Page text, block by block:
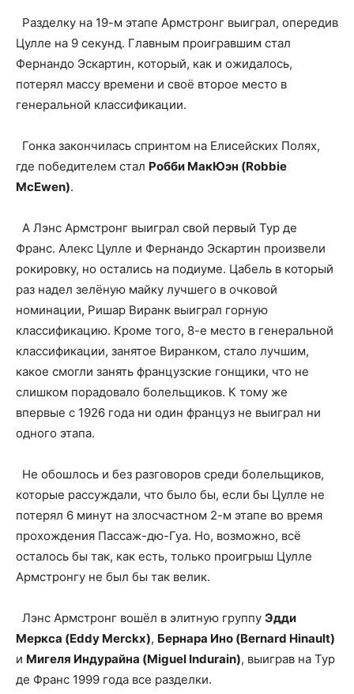
Разделку на 19-м этапе Армстронг выиграл, опередив
Цулле на 9 секунд. Главным проигравшим стал
Фернандо Эскартин, который, как и ожидалось,
потерял массу времени и своё второе место в
генеральной классификации.
Гонка закончилась спринтом на Елисейских Полях,
где победителем стал Робби МакЮэн (Robbie
McEwen).
А Лэнс Армстронг выиграл свой первый Тур де
Франс. Алекс Цулле и Фернандо Эскартин произвели
рокировку, но остались на подиуме. Цабель в который
раз надел зелёную майку лучшего в очковой
номинации, Ришар Виранк выиграл горную
классификацию. Кроме того, 8-е место в генеральной
классификации, занятое Виранком, стало лучшим,
какое смогли занять французские гонщики, что не
слишком порадовало болельщиков. К тому же
впервые с 1926 года ни один француз не выиграл ни
одного этапа.
Не обошлось и без разговоров среди болельщиков,
которые рассуждали, что было бы, если бы Цулле не
потерял 6 минут на злосчастном 2-м этапе во время
прохождения Пассаж-дю-Гуа. Но, возможно, всё
осталось бы так, как есть, только проигрыш Цулле
Армстронгу не был бы так велик.
Лэнс Армстронг вошёл в элитную группу Эдди
Меркса (Eddy Merckx), Бернара Ино (Bernard Hinault)
и Мигеля Индурайна (Miguel Indurain), выиграв на Тур
де Франс 1999 года все разделки.